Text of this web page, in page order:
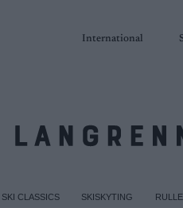
International
SKI CLASSICS SKISKYTING